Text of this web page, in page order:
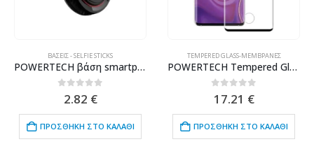
ΒΆΣΕΙΣ - SELFIE STICKS
POWERTECH βάση smartphone αυτοκινήτου χωρίς mount CAR-0013, μαγνητική
out of 5
2.82 €
ΠΡΟΣΘΉΚΗ ΣΤΟ ΚΑΛΆΘΙ
TEMPERED GLASS-ΜΕΜΒΡΆΝΕΣ
POWERTECH Tempered Glass 3D, half glue, curved, Samsung S10 Plus, μαύρο
0out of 5
17.21 €
ΠΡΟΣΘΉΚΗ ΣΤΟ ΚΑΛΆΘΙ